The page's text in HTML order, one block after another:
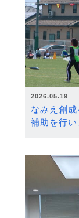
2026.05.19
なみえ創
補助を行い